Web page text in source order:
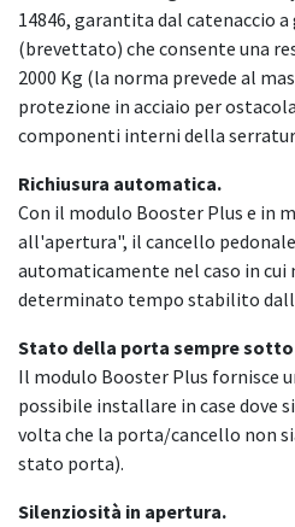
14846, garantita dal catenaccio
(brevettato) che consente una
2000 Kg (la norma prevede al
protezione in acciaio per
componenti interni della
Richiusura automatica.
Con il modulo Booster Plus e in
all'apertura", il cancello
automaticamente nel caso in cui
determinato tempo stabilito
Stato della porta sempre
Il modulo Booster Plus fornisce
possibile installare in case dove
volta che la porta/cancello non
stato porta).
Silenziosità in apertura.